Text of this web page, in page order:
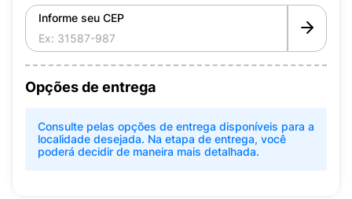
Informe seu CEP
Opções de entrega
Consulte pelas opções de entrega disponíveis para a
localidade desejada. Na etapa de entrega, você
poderá decidir de maneira mais detalhada.